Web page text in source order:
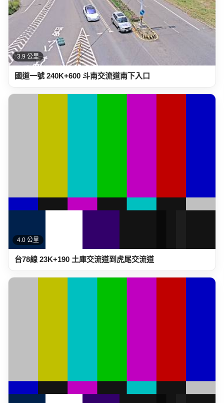
3.9 公里
國道一號 240K+600 斗南交流道南下入口
4.0 公里
台78線 23K+190 土庫交流道到虎尾交流道